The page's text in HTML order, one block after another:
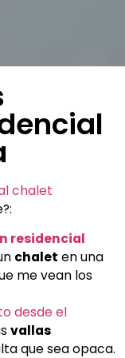
chalet
residencial
chalet en una
me vean los
desde el
vallas
que sea opaca.